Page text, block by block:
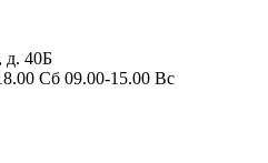
д. 40Б
Сб 09.00-15.00 Вс